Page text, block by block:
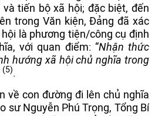
tiến bộ xã hội; đặc biệt, đến
trong Văn kiện, Đảng đã xác
là phương tiện/công cụ định
với quan điểm: “Nhận thức
hướng xã hội chủ nghĩa trong
(5).
về con đường đi lên chủ nghĩa
sư Nguyễn Phú Trọng, Tổng Bí